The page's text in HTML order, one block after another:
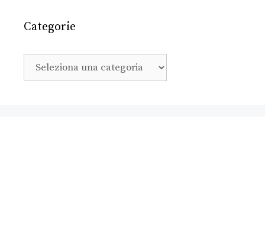
Categorie